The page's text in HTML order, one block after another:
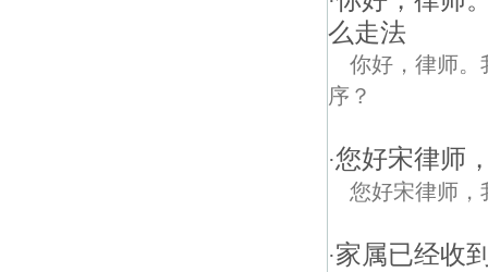
么走法
你好，律师。
序？
·您好宋律师
您好宋律师，
·家属已经收